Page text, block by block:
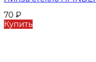
70 ₽
Купить